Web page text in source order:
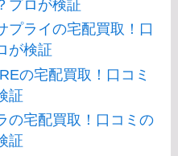
プロが検証
プライの宅配買取！口
が検証
の宅配買取！口コミ
証
の宅配買取！口コミの
証